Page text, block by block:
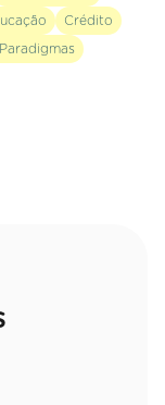
Crédito